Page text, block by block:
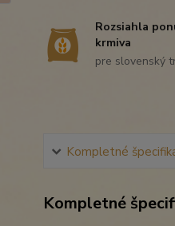
Rozsiahla
krmiva
pre slovenský
Kompletné
Kompletné